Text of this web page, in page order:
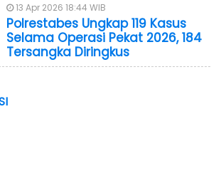
13 Apr 2026 18:44 WIB
Polrestabes Ungkap 119 Kasus
Selama Operasi Pekat 2026, 184
Tersangka Diringkus